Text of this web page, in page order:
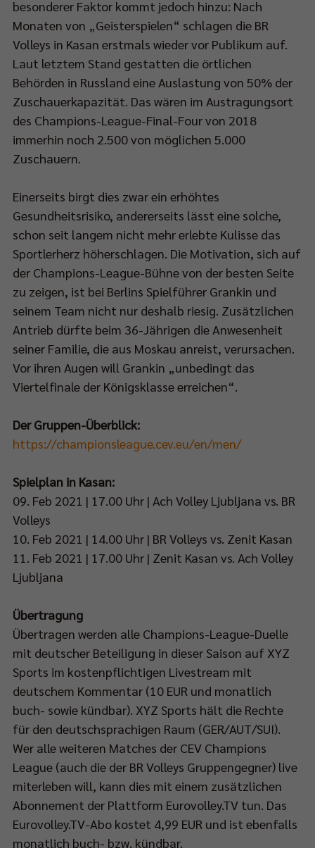
besonderer Faktor kommt jedoch hinzu: Nach
Monaten von „Geisterspielen“ schlagen die BR
Volleys in Kasan erstmals wieder vor Publikum auf.
Laut letztem Stand gestatten die örtlichen
Behörden in Russland eine Auslastung von 50% der
Zuschauerkapazität. Das wären im Austragungsort
des Champions-League-Final-Four von 2018
immerhin noch 2.500 von möglichen 5.000
Zuschauern.
Einerseits birgt dies zwar ein erhöhtes
Gesundheitsrisiko, andererseits lässt eine solche,
schon seit langem nicht mehr erlebte Kulisse das
Sportlerherz höherschlagen. Die Motivation, sich auf
der Champions-League-Bühne von der besten Seite
zu zeigen, ist bei Berlins Spielführer Grankin und
seinem Team nicht nur deshalb riesig. Zusätzlichen
Antrieb dürfte beim 36-Jährigen die Anwesenheit
seiner Familie, die aus Moskau anreist, verursachen.
Vor ihren Augen will Grankin „unbedingt das
Viertelfinale der Königsklasse erreichen“.
Der Gruppen-Überblick:
https://championsleague.cev.eu/en/men/
Spielplan in Kasan:
09. Feb 2021 | 17.00 Uhr | Ach Volley Ljubljana vs. BR
Volleys
10. Feb 2021 | 14.00 Uhr | BR Volleys vs. Zenit Kasan
11. Feb 2021 | 17.00 Uhr | Zenit Kasan vs. Ach Volley
Ljubljana
Übertragung
Übertragen werden alle Champions-League-Duelle
mit deutscher Beteiligung in dieser Saison auf XYZ
Sports im kostenpflichtigen Livestream mit
deutschem Kommentar (10 EUR und monatlich
buch- sowie kündbar). XYZ Sports hält die Rechte
für den deutschsprachigen Raum (GER/AUT/SUI).
Wer alle weiteren Matches der CEV Champions
League (auch die der BR Volleys Gruppengegner) live
miterleben will, kann dies mit einem zusätzlichen
Abonnement der Plattform Eurovolley.TV tun. Das
Eurovolley.TV-Abo kostet 4,99 EUR und ist ebenfalls
monatlich buch- bzw. kündbar.
bit.ly/LiebeGrüßevomSterbebett